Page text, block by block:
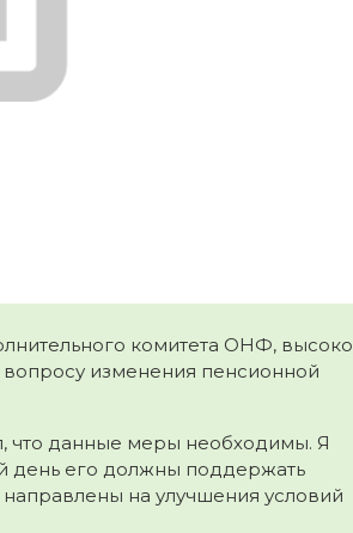
комитета ОНФ, высоко
изменения пенсионной
что данные меры необходимы. Я
день его должны поддержать
на улучшения условий